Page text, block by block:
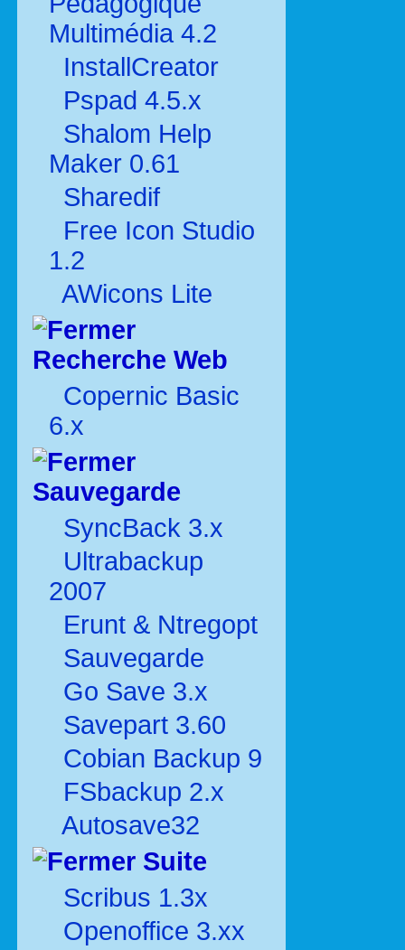
Multimédia 4.2
InstallCreator
Pspad 4.5.x
Shalom Help
Maker 0.61
Sharedif
Free Icon Studio
1.2
AWicons Lite
Recherche Web
Copernic Basic
6.x
Sauvegarde
SyncBack 3.x
Ultrabackup
2007
Erunt & Ntregopt
Sauvegarde
Go Save 3.x
Savepart 3.60
Cobian Backup 9
FSbackup 2.x
Autosave32
Suite
Scribus 1.3x
Openoffice 3.xx